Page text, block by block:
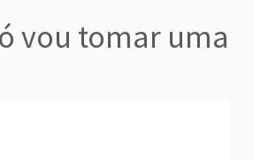
vou tomar uma